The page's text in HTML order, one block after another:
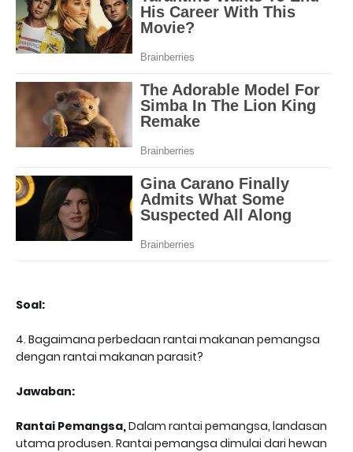
Soal:
4. Bagaimana perbedaan rantai makanan pemangsa
dengan rantai makanan parasit?
Jawaban:
Rantai Pemangsa,Dalam rantai pemangsa, landasan
utama produsen. Rantai pemangsa dimulai dari hewan